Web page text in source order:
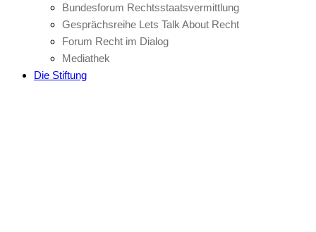
Bundesforum Rechtsstaatsvermittlung
Gesprächsreihe Lets Talk About Recht
Forum Recht im Dialog
Mediathek
Die Stiftung